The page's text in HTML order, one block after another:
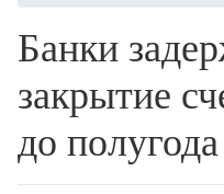
Банки
закрытие
до полугода